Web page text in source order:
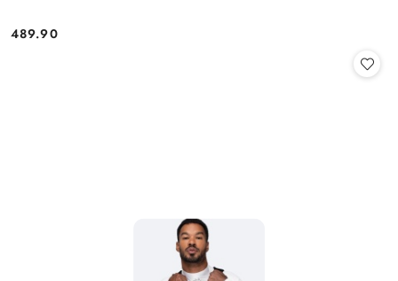
Cena:
489.90